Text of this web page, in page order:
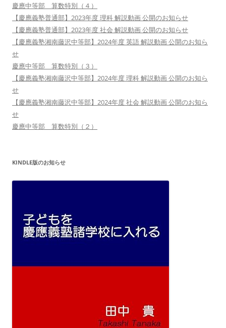
慶應中等部 算数特別（４）
【慶應義塾普通部】2023年度 理科 解説動画 公開のお知らせ
【慶應義塾普通部】2023年度 社会 解説動画 公開のお知らせ
【慶應義塾湘南藤沢中等部】2024年度 英語 解説動画 公開のお知ら
せ
慶應中等部 算数特別（３）
【慶應義塾湘南藤沢中等部】2024年度 理科 解説動画 公開のお知ら
せ
【慶應義塾湘南藤沢中等部】2024年度 社会 解説動画 公開のお知ら
せ
慶應中等部 算数特別（２）
KINDLE版のお知らせ